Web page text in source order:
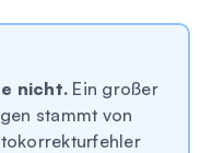
nicht. Ein großer
stammt von